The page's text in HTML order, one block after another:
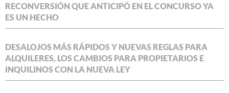
RECONVERSIÓN QUE ANTICIPÓ EN EL CONCURSO YA
ES UN HECHO
DESALOJOS MÁS RÁPIDOS Y NUEVAS REGLAS PARA
ALQUILERES, LOS CAMBIOS PARA PROPIETARIOS E
INQUILINOS CON LA NUEVA LEY